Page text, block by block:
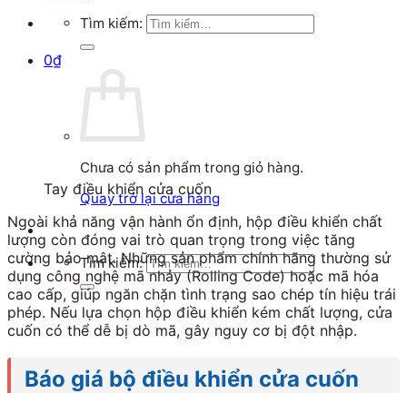
Tìm kiếm:
0₫
Chưa có sản phẩm trong giỏ hàng.
Quay trở lại cửa hàng
Tìm kiếm:
Tay điều khiển cửa cuốn
Ngoài khả năng vận hành ổn định, hộp điều khiển chất
lượng còn đóng vai trò quan trọng trong việc tăng
cường bảo mật. Những sản phẩm chính hãng thường sử
dụng công nghệ mã nhảy (Rolling Code) hoặc mã hóa
cao cấp, giúp ngăn chặn tình trạng sao chép tín hiệu trái
phép. Nếu lựa chọn hộp điều khiển kém chất lượng, cửa
cuốn có thể dễ bị dò mã, gây nguy cơ bị đột nhập.
Báo giá bộ điều khiển cửa cuốn